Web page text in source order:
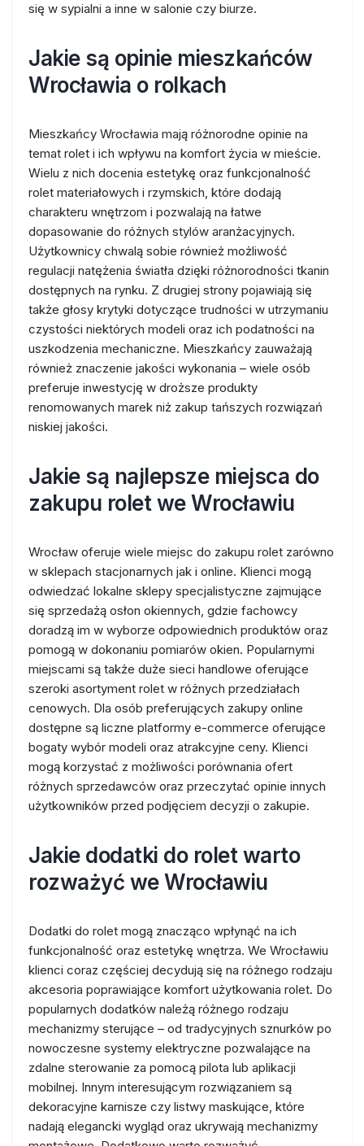
się w sypialni a inne w salonie czy biurze.
Jakie są opinie mieszkańców
Wrocławia o rolkach
Mieszkańcy Wrocławia mają różnorodne opinie na
temat rolet i ich wpływu na komfort życia w mieście.
Wielu z nich docenia estetykę oraz funkcjonalność
rolet materiałowych i rzymskich, które dodają
charakteru wnętrzom i pozwalają na łatwe
dopasowanie do różnych stylów aranżacyjnych.
Użytkownicy chwalą sobie również możliwość
regulacji natężenia światła dzięki różnorodności tkanin
dostępnych na rynku. Z drugiej strony pojawiają się
także głosy krytyki dotyczące trudności w utrzymaniu
czystości niektórych modeli oraz ich podatności na
uszkodzenia mechaniczne. Mieszkańcy zauważają
również znaczenie jakości wykonania – wiele osób
preferuje inwestycję w droższe produkty
renomowanych marek niż zakup tańszych rozwiązań
niskiej jakości.
Jakie są najlepsze miejsca do
zakupu rolet we Wrocławiu
Wrocław oferuje wiele miejsc do zakupu rolet zarówno
w sklepach stacjonarnych jak i online. Klienci mogą
odwiedzać lokalne sklepy specjalistyczne zajmujące
się sprzedażą osłon okiennych, gdzie fachowcy
doradzą im w wyborze odpowiednich produktów oraz
pomogą w dokonaniu pomiarów okien. Popularnymi
miejscami są także duże sieci handlowe oferujące
szeroki asortyment rolet w różnych przedziałach
cenowych. Dla osób preferujących zakupy online
dostępne są liczne platformy e-commerce oferujące
bogaty wybór modeli oraz atrakcyjne ceny. Klienci
mogą korzystać z możliwości porównania ofert
różnych sprzedawców oraz przeczytać opinie innych
użytkowników przed podjęciem decyzji o zakupie.
Jakie dodatki do rolet warto
rozważyć we Wrocławiu
Dodatki do rolet mogą znacząco wpłynąć na ich
funkcjonalność oraz estetykę wnętrza. We Wrocławiu
klienci coraz częściej decydują się na różnego rodzaju
akcesoria poprawiające komfort użytkowania rolet. Do
popularnych dodatków należą różnego rodzaju
mechanizmy sterujące – od tradycyjnych sznurków po
nowoczesne systemy elektryczne pozwalające na
zdalne sterowanie za pomocą pilota lub aplikacji
mobilnej. Innym interesującym rozwiązaniem są
dekoracyjne karnisze czy listwy maskujące, które
nadają elegancki wygląd oraz ukrywają mechanizmy